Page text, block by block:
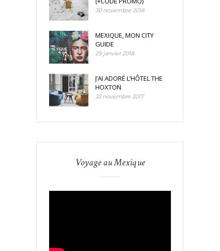
30 novembre 2018
MEXIQUE, MON CITY
GUIDE
29 janvier 2018
J’AI ADORÉ L’HÔTEL THE
HOXTON
22 novembre 2017
Voyage au Mexique